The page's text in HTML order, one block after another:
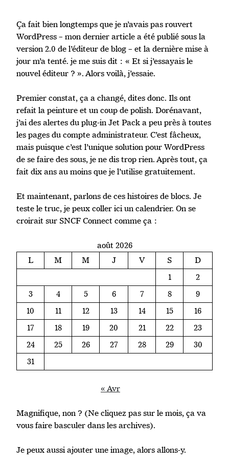
Ça fait bien longtemps que je n’avais pas rouvert
WordPress – mon dernier article a été publié sous la
version 2.0 de l’éditeur de blog – et la dernière mise à
jour m’a tenté. je me suis dit : « Et si j’essayais le
nouvel éditeur ? ». Alors voilà, j’essaie.
Premier constat, ça a changé, dites donc. Ils ont
refait la peinture et un coup de polish. Dorénavant,
j’ai des alertes du plug-in Jet Pack a peu près à toutes
les pages du compte administrateur. C’est fâcheux,
mais puisque c’est l’unique solution pour WordPress
de se faire des sous, je ne dis trop rien. Après tout, ça
fait dix ans au moins que je l’utilise gratuitement.
Et maintenant, parlons de ces histoires de blocs. Je
teste le truc, je peux coller ici un calendrier. On se
croirait sur SNCF Connect comme ça :
août 2026
L
M M J V S
D
1
2
3
4 5 6 7 8
9
10
11 12 13 14 15
16
17
18 19 20 21 22
23
24
25 26 27 28 29
30
31
« Avr
Magnifique, non ? (Ne cliquez pas sur le mois, ça va
vous faire basculer dans les archives).
Je peux aussi ajouter une image, alors allons-y.